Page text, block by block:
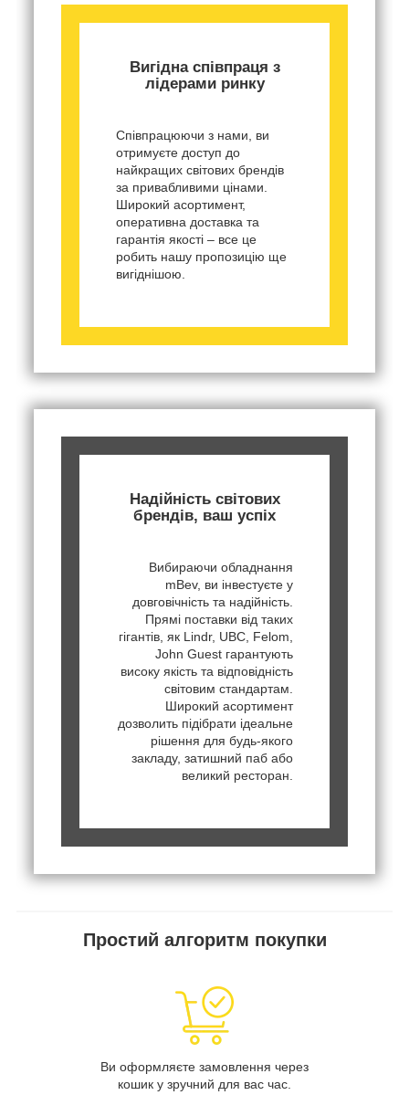
Вигідна співпраця з
лідерами ринку
Співпрацюючи з нами, ви
отримуєте доступ до
найкращих світових брендів
за привабливими цінами.
Широкий асортимент,
оперативна доставка та
гарантія якості – все це
робить нашу пропозицію ще
вигіднішою.
Надійність світових
брендів, ваш успіх
Вибираючи обладнання
mBev, ви інвестуєте у
довговічність та надійність.
Прямі поставки від таких
гігантів, як Lindr, UBC, Felom,
John Guest гарантують
високу якість та відповідність
світовим стандартам.
Широкий асортимент
дозволить підібрати ідеальне
рішення для будь-якого
закладу, затишний паб або
великий ресторан.
Простий алгоритм покупки
Ви оформляєте замовлення через
кошик у зручний для вас час.